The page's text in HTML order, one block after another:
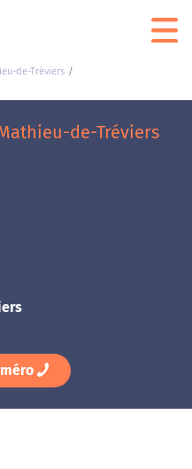
de-Tréviers
de-Tréviers